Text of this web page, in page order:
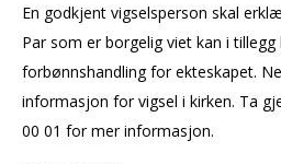
En godkjent vigselsperson skal
Par som er borgelig viet kan i tillegg
forbønnshandling for ekteskapet.
informasjon for vigsel i kirken. Ta
00 01 for mer informasjon.